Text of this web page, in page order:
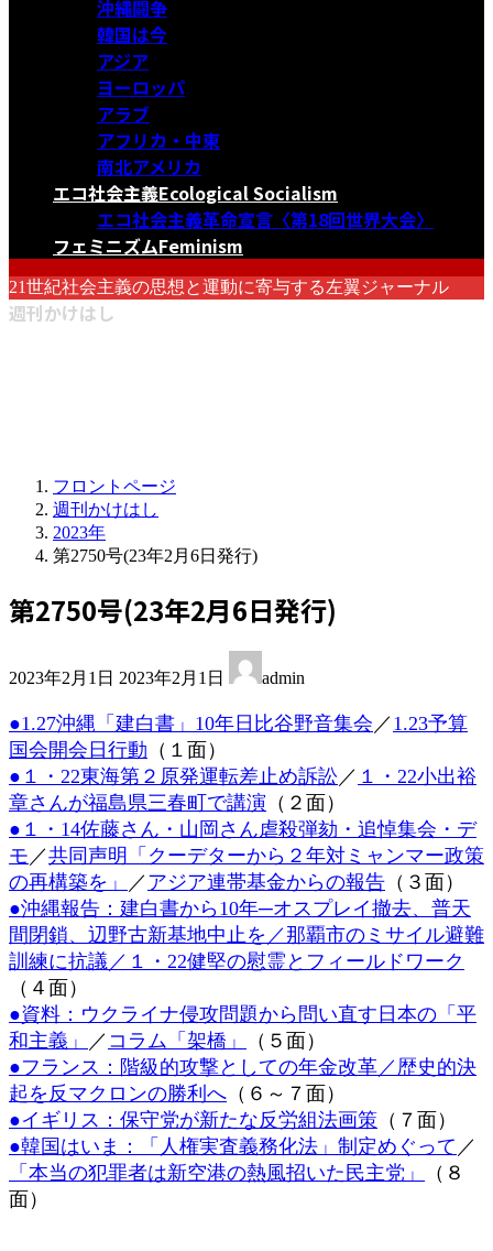
沖縄闘争
韓国は今
アジア
ヨーロッパ
アラブ
アフリカ・中東
南北アメリカ
エコ社会主義Ecological Socialism
エコ社会主義革命宣言〈第18回世界大会〉
フェミニズムFeminism
21世紀社会主義の思想と運動に寄与する左翼ジャーナル
週刊かけはし
フロントページ
週刊かけはし
2023年
第2750号(23年2月6日発行)
第2750号(23年2月6日発行)
2023年2月1日 終
新
日
時
:
2023年2月1日 admin
●1.27沖縄「建白書」10年日比谷野音集会 ／ 1.23予算
国会開会日行動 （１面）
●１・22東海第２原発運転差止め訴訟 ／ １・22小出裕
章さんが福島県三春町で講演 （２面）
●１・14佐藤さん・山岡さん虐殺弾劾・追悼集会・デ
モ ／共同声明「クーデターから２年対ミャンマー政策
の再構築を」
／ アジア連帯基金からの報告 （３面）
●沖縄報告：建白書から10年─オスプレイ撤去、普天
間閉鎖、辺野古新基地中止を／那覇市のミサイル避難
訓練に抗議／１・22健堅の慰霊とフィールドワーク
（４面）
●資料：ウクライナ侵攻問題から問い直す日本の「平
和主義」
／ コラム「架橋」
（５面）
●フランス：階級的攻撃としての年金改革／ 歴史的決
起を反マクロンの勝利へ （６～７面）
●イギリス：保守党が新たな反労組法画策 （７面）
●韓国はいま：「人権実査義務化法」制定めぐって ／
「本当の犯罪者は新空港の熱風招いた民主党」
（８
面）